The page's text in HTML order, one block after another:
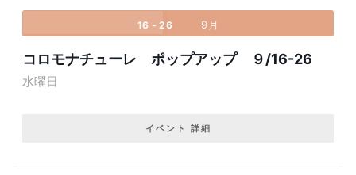
16 - 26 9月
コロモナチューレ ポップアップ ９/16-26
水曜日
イベント 詳細